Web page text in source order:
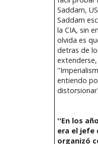
Saddam,
Saddam
la CIA, sin
olvida es
detras de
entiendo
''En los
era el jefe
organizó